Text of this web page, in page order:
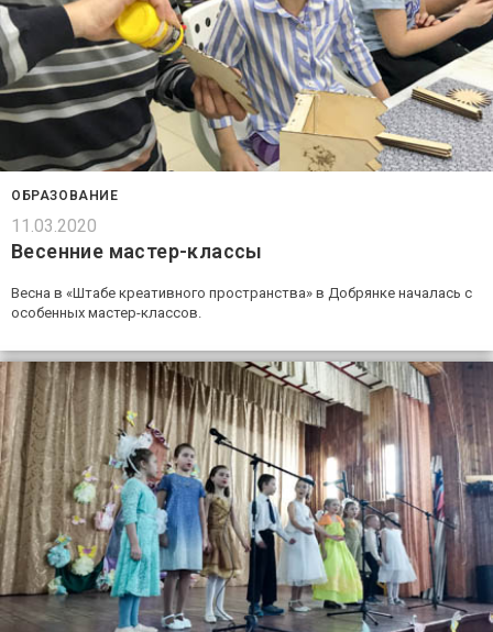
ОБРАЗОВАНИЕ
11.03.2020
Весенние мастер-классы
Весна в «Штабе креативного пространства» в Добрянке началась с
особенных мастер-классов.